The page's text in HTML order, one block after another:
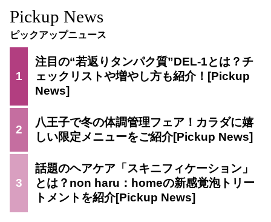
Pickup News
ピックアップニュース
1
注目の“若返りタンパク質”DEL-1とは？チ
ェックリストや増やし方も紹介！
2
八王子で冬の体調管理フェア！カラダに嬉
しい限定メニューをご紹介
3
話題のヘアケア「スキニフィケーション」
とは？non haru：homeの新感覚泡トリー
トメントを紹介